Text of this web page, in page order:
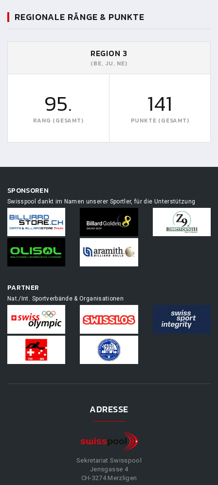
REGIONALE RÄNGE & PUNKTE
REGION 3
(BE, JU, NE)
95.
RANG (GESAMT)
141
PUNKTE (GESAMT)
SPONSOREN
Swisspool dankt im Namen unserer Sportler, für die Unterstützung
PARTNER
Nat./Int. Sportverbände & Organisationen
ADRESSE
Sekretariat Swisspool
Jensgasse 4
CH-3274 Merzligen